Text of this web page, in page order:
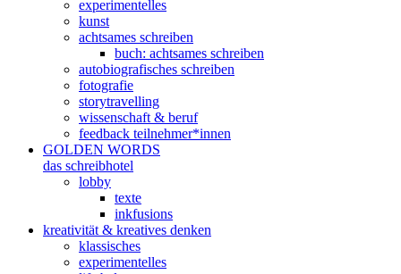
experimentelles
kunst
achtsames schreiben
buch: achtsames schreiben
autobiografisches schreiben
fotografie
storytravelling
wissenschaft & beruf
feedback teilnehmer*innen
GOLDEN WORDS
das schreibhotel
lobby
texte
inkfusions
kreativität & kreatives denken
klassisches
experimentelles